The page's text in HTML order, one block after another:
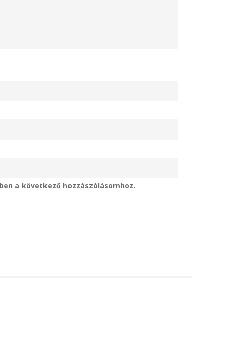
a következő hozzászólásomhoz.